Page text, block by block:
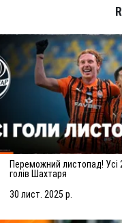
Переможний листопад! Усі 20
голів Шахтаря
30 лист. 2025 р.